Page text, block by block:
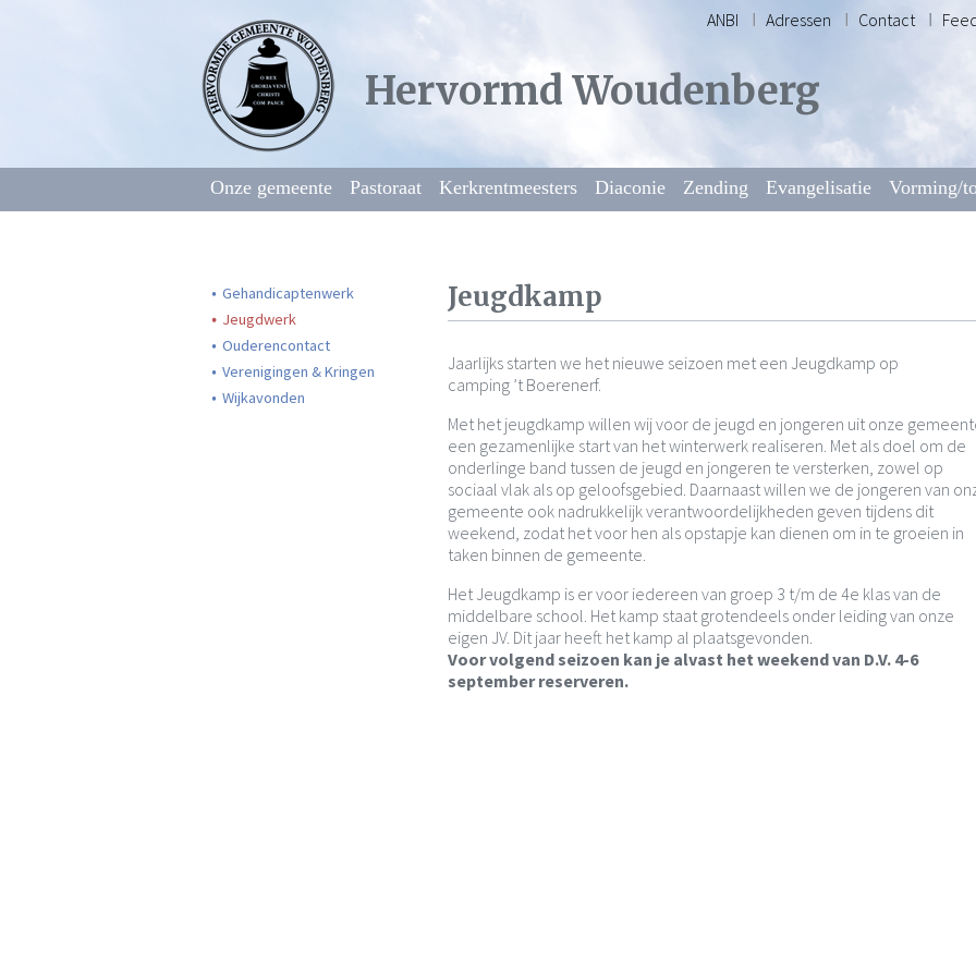
Hervormd Woudenberg
ANBI Adressen Contact
Onze gemeente Pastoraat Kerkrentmeesters Diaconie Zending Evangelisatie Vorming/
Gehandicaptenwerk
Jeugdwerk
Ouderencontact
Verenigingen & Kringen
Wijkavonden
Jeugdkamp
Jaarlijks starten we het nieuwe seizoen met een Jeugdkamp op
camping ’t Boerenerf.
Met het jeugdkamp willen wij voor de jeugd en jongeren uit onze
een gezamenlijke start van het winterwerk realiseren. Met als doel om de
onderlinge band tussen de jeugd en jongeren te versterken, zowel op
sociaal vlak als op geloofsgebied. Daarnaast willen we de jongeren van
gemeente ook nadrukkelijk verantwoordelijkheden geven tijdens dit
weekend, zodat het voor hen als opstapje kan dienen om in te groeien in
taken binnen de gemeente.
Het Jeugdkamp is er voor iedereen van groep 3 t/m de 4e klas van de
middelbare school. Het kamp staat grotendeels onder leiding van onze
eigen JV. Dit jaar heeft het kamp al plaatsgevonden.
Voor volgend seizoen kan je alvast het weekend van D.V. 4-6
september reserveren.